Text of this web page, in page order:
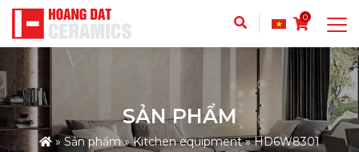
0
SẢN PHẨM
» Sản phẩm » Kitchen equipment » HD6W8301